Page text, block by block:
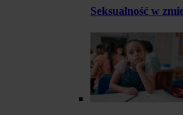
Seksualność w